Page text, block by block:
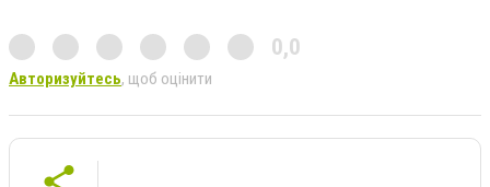
0,0
Авторизуйтесь, щоб оцінити